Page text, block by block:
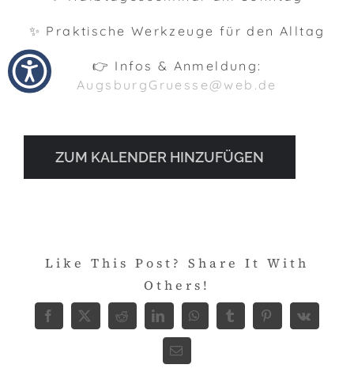
✨ Praktische Werkzeuge für den Alltag
👉 Infos & Anmeldung:
AugsburgGruesse@web.de
ZUM KALENDER HINZUFÜGEN
Like This Post? Share It With
Others!
Facebook
X RedditLinkedInWhatsApp
TumblrPinterest
Vk
E-
Mail